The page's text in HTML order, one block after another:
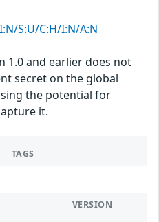
S:U/C:H/I:N/A:N
1.0 and earlier does not
secret on the global
the potential for
it.
TAGS
VERSION